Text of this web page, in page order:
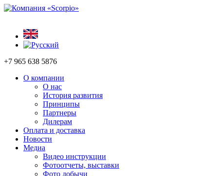
+7 965 638 5876
О компании
О нас
История развития
Принципы
Партнеры
Дилерам
Оплата и доставка
Новости
Медиа
Видео инструкции
Фотоотчеты, выставки
Фото добычи